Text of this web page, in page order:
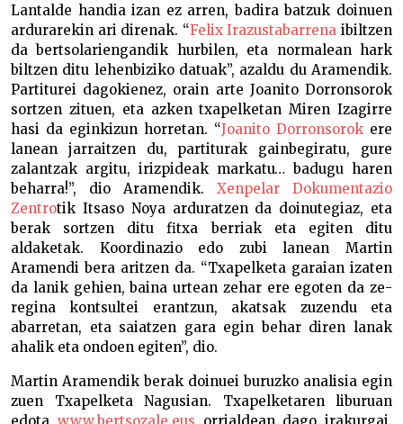
Lantalde handia izan ez arren, badira batzuk doinuen
ardu­rarekin ari direnak. “Felix Irazustabarrena ibiltzen
da bertso­lariengandik hurbilen, eta normalean hark
biltzen ditu lehen­biziko datuak”, azaldu du Aramendik.
Partiturei dagokienez, orain arte Joanito Dorronsorok
sortzen zituen, eta azken txa­pelketan Miren Izagirre
hasi da eginkizun horretan. “Joanito Dorronsorok ere
lanean jarraitzen du, partiturak gainbegira­tu, gure
zalantzak argitu, irizpideak markatu… badugu haren
beharra!”, dio Aramendik. Xenpelar Dokumentazio
Zentrotik Itsaso Noya arduratzen da doinutegiaz, eta
berak sortzen ditu fitxa berriak eta egiten ditu
aldaketak. Koordinazio edo zubi lanean Martin
Aramendi bera aritzen da. “Txapelketa garaian izaten
da lanik gehien, baina urtean zehar ere egoten da ze­
regina kontsultei erantzun, akatsak zuzendu eta
abarretan, eta saiatzen gara egin behar diren lanak
ahalik eta ondoen egiten”, dio.
Martin Aramendik berak doinuei buruzko analisia egin
zuen Txapelketa Nagusian. Txapelketaren liburuan
edota www.bertsozale.eus orrialdean dago irakurgai.